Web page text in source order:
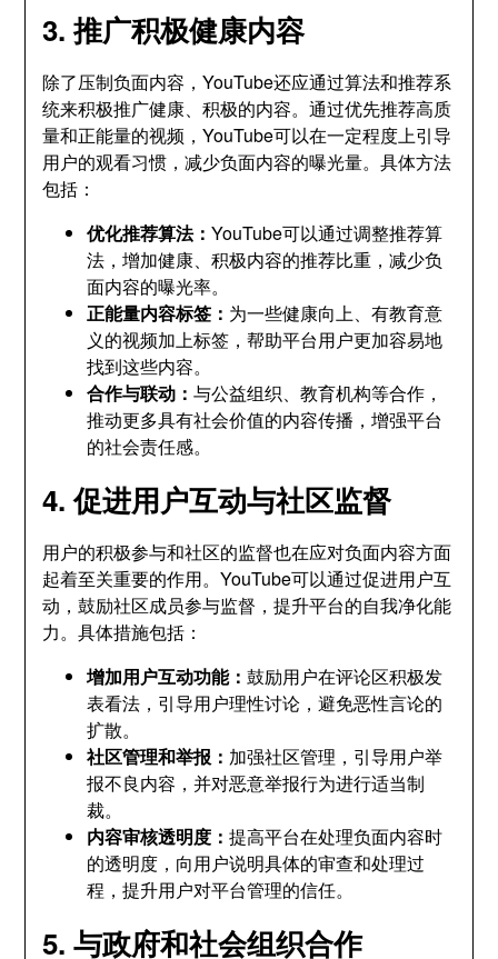
3. 推广积极健康内容
除了压制负面内容，YouTube还应通过算法和推荐系
统来积极推广健康、积极的内容。通过优先推荐高质
量和正能量的视频，YouTube可以在一定程度上引导
用户的观看习惯，减少负面内容的曝光量。具体方法
包括：
优化推荐算法：YouTube可以通过调整推荐算
法，增加健康、积极内容的推荐比重，减少负
面内容的曝光率。
正能量内容标签： 为一些健康向上、有教育意
义的视频加上标签，帮助平台用户更加容易地
找到这些内容。
合作与联动：与公益组织、教育机构等合作，
推动更多具有社会价值的内容传播，增强平台
的社会责任感。
4. 促进用户互动与社区监督
用户的积极参与和社区的监督也在应对负面内容方面
起着至关重要的作用。YouTube可以通过促进用户互
动，鼓励社区成员参与监督，提升平台的自我净化能
力。具体措施包括：
增加用户互动功能：鼓励用户在评论区积极发
表看法，引导用户理性讨论，避免恶性言论的
扩散。
社区管理和举报： 加强社区管理，引导用户举
报不良内容，并对恶意举报行为进行适当制
裁。
内容审核透明度：提高平台在处理负面内容时
的透明度，向用户说明具体的审查和处理过
程，提升用户对平台管理的信任。
5. 与政府和社会组织合作